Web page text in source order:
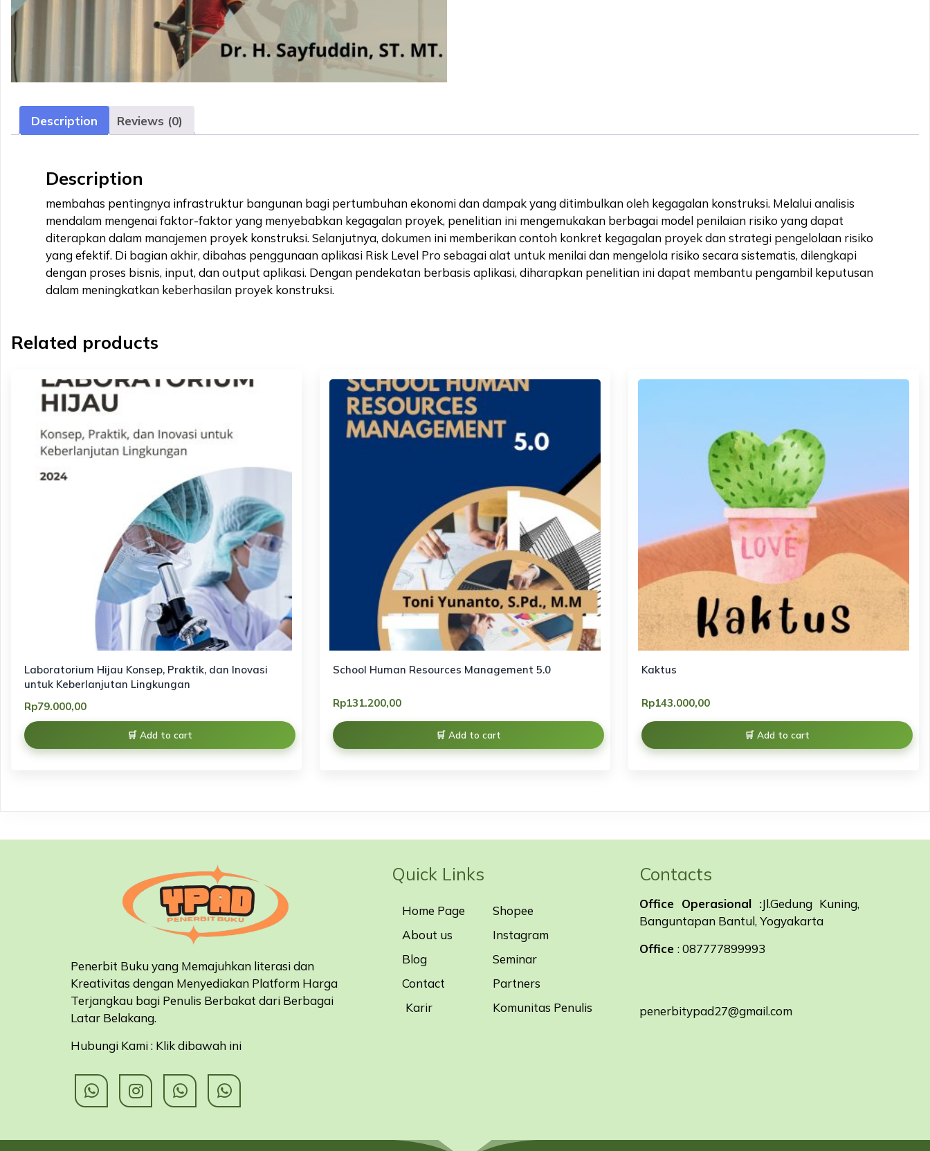
Description Reviews (0)
Description
membahas pentingnya infrastruktur bangunan bagi pertumbuhan ekonomi dan dampak yang ditimbulkan oleh kegagalan konstruksi. Melalui analisis
mendalam mengenai faktor-faktor yang menyebabkan kegagalan proyek, penelitian ini mengemukakan berbagai model penilaian risiko yang dapat
diterapkan dalam manajemen proyek konstruksi. Selanjutnya, dokumen ini memberikan contoh konkret kegagalan proyek dan strategi pengelolaan risiko
yang efektif. Di bagian akhir, dibahas penggunaan aplikasi Risk Level Pro sebagai alat untuk menilai dan mengelola risiko secara sistematis, dilengkapi
dengan proses bisnis, input, dan output aplikasi. Dengan pendekatan berbasis aplikasi, diharapkan penelitian ini dapat membantu pengambil keputusan
dalam meningkatkan keberhasilan proyek konstruksi.
Related products
Laboratorium Hijau Konsep, Praktik, dan Inovasi
untuk Keberlanjutan Lingkungan
Rp79.000,00
Add to cart
School Human Resources Management 5.0
Rp131.200,00
Add to cart
Kaktus
Rp143.000,00
Add to cart
Penerbit Buku yang Memajuhkan literasi dan
Kreativitas dengan Menyediakan Platform Harga
Terjangkau bagi Penulis Berbakat dari Berbagai
Latar Belakang.
Hubungi Kami : Klik dibawah ini
Quick Links
Home Page
About us
Blog
Contact
Karir
Shopee
Instagram
Seminar
Partners
Komunitas Penulis
Contacts
Office Operasional :Jl.Gedung Kuning,
Banguntapan Bantul, Yogyakarta
Office: 087777899993
penerbitypad27@gmail.com